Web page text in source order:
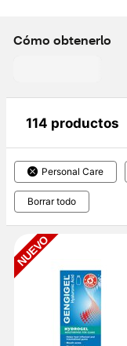
Cómo obtenerlo
114 productos
Personal Care
Borrar todo
NUEVO